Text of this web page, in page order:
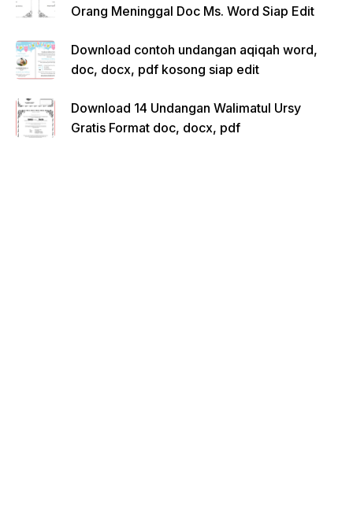
Orang Meninggal Doc Ms. Word Siap Edit
Download contoh undangan aqiqah word,
doc, docx, pdf kosong siap edit
Download 14 Undangan Walimatul Ursy
Gratis Format doc, docx, pdf